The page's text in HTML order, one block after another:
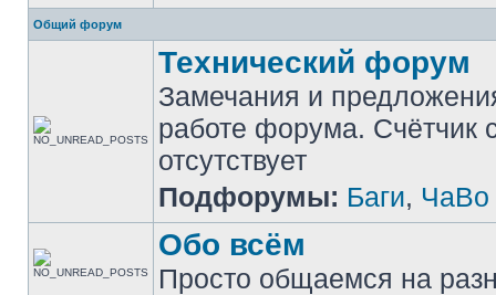
Общий форум
Технический форум
Замечания и
работе форума. Счётчик
отсутствует
Подфорумы: Баги, ЧаВо
Обо всём
Просто общаемся на